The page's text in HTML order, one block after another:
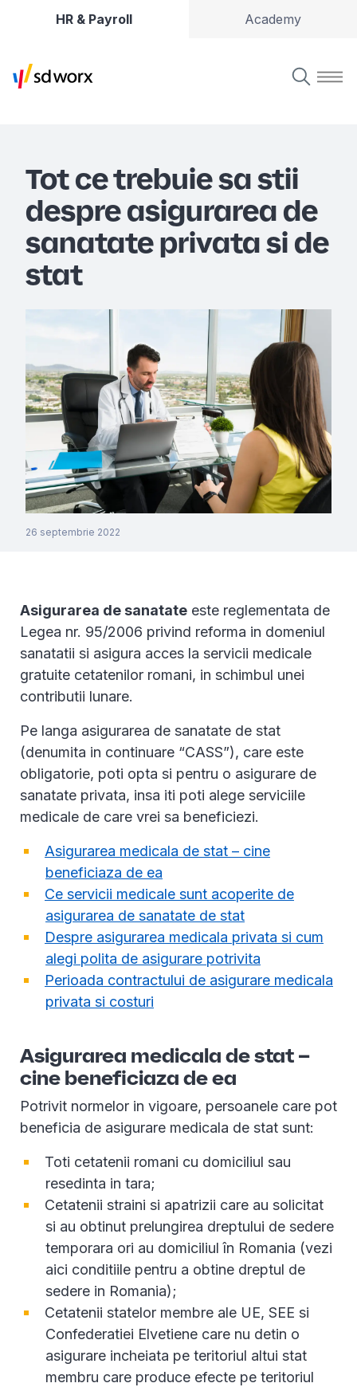
HR & Payroll Academy
Tot ce trebuie sa stii
despre asigurarea de
sanatate privata si de
stat
26 septembrie 2022
Asigurarea de sanatate este reglementata de
Legea nr. 95/2006 privind reforma in domeniul
sanatatii si asigura acces la servicii medicale
gratuite cetatenilor romani, in schimbul unei
contributii lunare.
Pe langa asigurarea de sanatate de stat
(denumita in continuare “CASS”), care este
obligatorie, poti opta si pentru o asigurare de
sanatate privata, insa iti poti alege serviciile
medicale de care vrei sa beneficiezi.
Asigurarea medicala de stat – cine
beneficiaza de ea
Ce servicii medicale sunt acoperite de
asigurarea de sanatate de stat
Despre asigurarea medicala privata si cum
alegi polita de asigurare potrivita
Perioada contractului de asigurare medicala
privata si costuri
Asigurarea medicala de stat –
cine beneficiaza de ea
Potrivit normelor in vigoare, persoanele care pot
beneficia de asigurare medicala de stat sunt:
Toti cetatenii romani cu domiciliul sau
resedinta in tara;
Cetatenii straini si apatrizii care au solicitat
si au obtinut prelungirea dreptului de sedere
temporara ori au domiciliul în Romania (vezi
aici conditiile pentru a obtine dreptul de
sedere in Romania);
Cetatenii statelor membre ale UE, SEE si
Confederatiei Elvetiene care nu detin o
asigurare incheiata pe teritoriul altui stat
membru care produce efecte pe teritoriul